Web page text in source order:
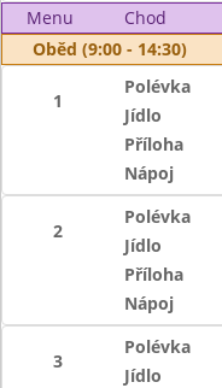
Menu
Chod
Oběd (9:00 - 14:30)
1
Polévka
Jídlo
Příloha
Nápoj
2
Polévka
Jídlo
Příloha
Nápoj
3
Polévka
Jídlo